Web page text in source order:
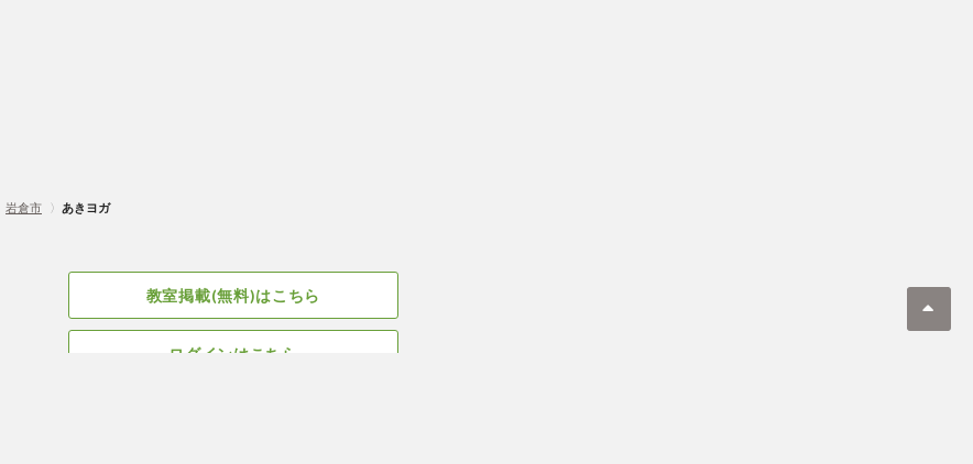
岩倉市 〉 あきヨガ
教室掲載(無料)はこちら
ログインはこちら